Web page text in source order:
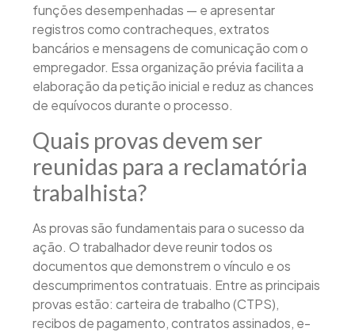
funções desempenhadas — e apresentar
registros como contracheques, extratos
bancários e mensagens de comunicação com o
empregador. Essa organização prévia facilita a
elaboração da petição inicial e reduz as chances
de equívocos durante o processo.
Quais provas devem ser
reunidas para a reclamatória
trabalhista?
As provas são fundamentais para o sucesso da
ação. O trabalhador deve reunir todos os
documentos que demonstrem o vínculo e os
descumprimentos contratuais. Entre as principais
provas estão: carteira de trabalho (CTPS),
recibos de pagamento, contratos assinados, e-